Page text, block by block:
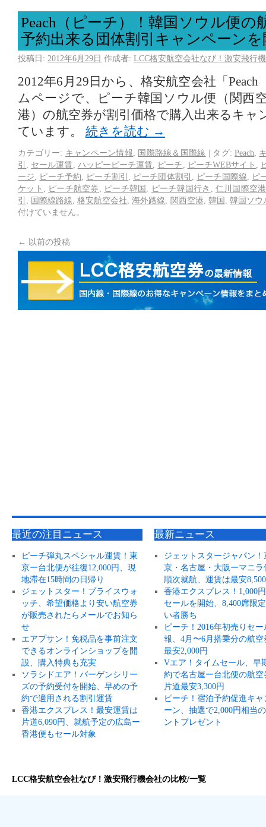
Peach（ピーチ）！韓国ソウル便の
予約出来る団体割引キャンペーンを
投稿日: 2012年6月29日 作成者: LCC格安航空会社なび！激安飛行
2012年6月29日から、格安航空会社「
ムページで、ピーチ韓国ソウル便（関西
港）の航空券が割引価格で購入出来るキャ
ています。 続きを読む →
カテゴリー: キャンペーン情報 国際路線＆国際線 | タグ: Peach
引
セール運賃 ハッピーピーチ運賃 ピーチ ピーチWEBサイト
ージ
ピーチ予約 ピーチ割引 ピーチ団体割引 ピーチ国際線
ピ
ケット
ピーチ航空券 ピーチ韓国 ピーチ韓国行き
仁川国際空港
引
国際線路線 ,格安航空会社 ,海外路線 関西空港 韓国
韓国ソウ
付けていません。
← 以前の投稿
最近の注目ニュース
ピーチ弾丸スペシャル運賃！東
京ー台北便が往復12,000円、現
地滞在15時間の日帰り
ジェットスター！プライスウォ
ッチ、希望価格より安い航空券
が販売されたらメールでお知ら
せ
エアプサン！免税品を事前注文
できるオンラインショップを開
設、購入特典も充実
ソラシドエア！バーゲンシリー
ズの予約受付を開始、早めの予
約で適用される割引運賃
香港エクスプレス！最安運賃は
片道6,090円、就航予定の広島ー
香港便もセール対象
最新ニュース
ジェットスタージャパン！
京・名古屋・大阪ーマニラ
順次就航、運賃は最安
香港エクスプレス！1,000
セールを開始、8,400席限
い者勝ち
ピーチ！2016年初売りセー
報、4月〜6月搭乗分の航空
最安2,000円
Vエア！タイムセール、早
約で名古屋ー台北便の航空
片道最安3,300円
ピーチ！宿泊予約促進キャ
ーン、抽選で2,000円相当
ントプレゼント
LCC格安航空会社なび！激安飛行機会社の比較/一覧